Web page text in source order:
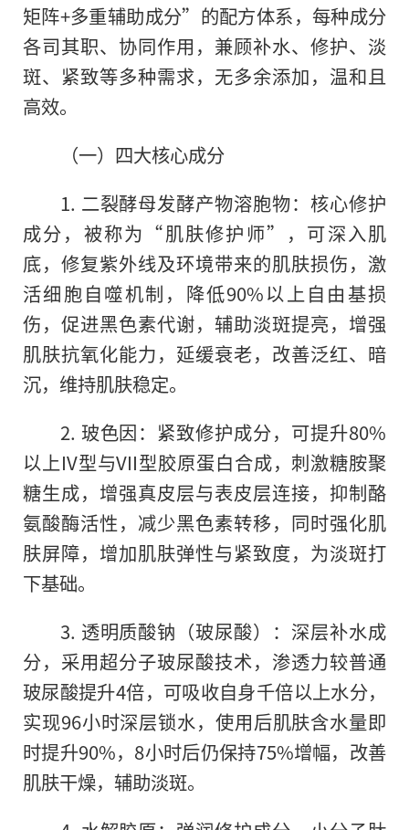
矩阵+多重辅助成分”的配方体系，每种成分
各司其职、协同作用，兼顾补水、修护、淡
斑、紧致等多种需求，无多余添加，温和且
高效。
（一）四大核心成分
1. 二裂酵母发酵产物溶胞物：核心修护
成分，被称为“肌肤修护师”，可深入肌
底，修复紫外线及环境带来的肌肤损伤，激
活细胞自噬机制，降低90%以上自由基损
伤，促进黑色素代谢，辅助淡斑提亮，增强
肌肤抗氧化能力，延缓衰老，改善泛红、暗
沉，维持肌肤稳定。
2. 玻色因：紧致修护成分，可提升80%
以上IV型与VII型胶原蛋白合成，刺激糖胺聚
糖生成，增强真皮层与表皮层连接，抑制酪
氨酸酶活性，减少黑色素转移，同时强化肌
肤屏障，增加肌肤弹性与紧致度，为淡斑打
下基础。
3. 透明质酸钠（玻尿酸）：深层补水成
分，采用超分子玻尿酸技术，渗透力较普通
玻尿酸提升4倍，可吸收自身千倍以上水分，
实现96小时深层锁水，使用后肌肤含水量即
时提升90%，8小时后仍保持75%增幅，改善
肌肤干燥，辅助淡斑。